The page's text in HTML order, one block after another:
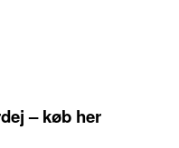
– køb her